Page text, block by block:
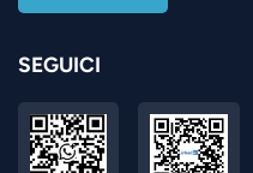
SEGUICI